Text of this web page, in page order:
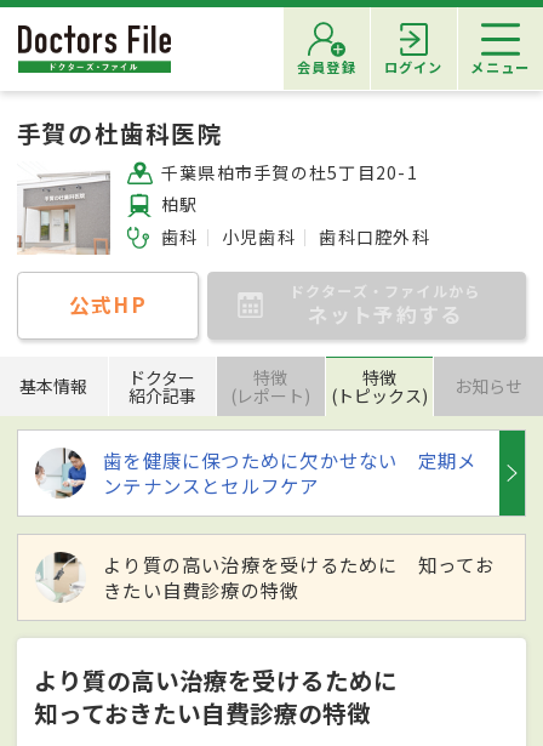
会員登録 ログイン メニュー
手賀の杜歯科医院
千葉県柏市手賀の杜5丁目20-1
柏駅
歯科
小児歯科 歯科口腔外科
公式HP ドクターズ・ファイルから
ネット予約する
基本情報 ドクター
紹介記事
特徴
(レポート)
特徴
(トピックス) お知らせ
歯を健康に保つために欠かせない 定期メ
ンテナンスとセルフケア
より質の高い治療を受けるために 知ってお
きたい自費診療の特徴
より質の高い治療を受けるために
知っておきたい自費診療の特徴